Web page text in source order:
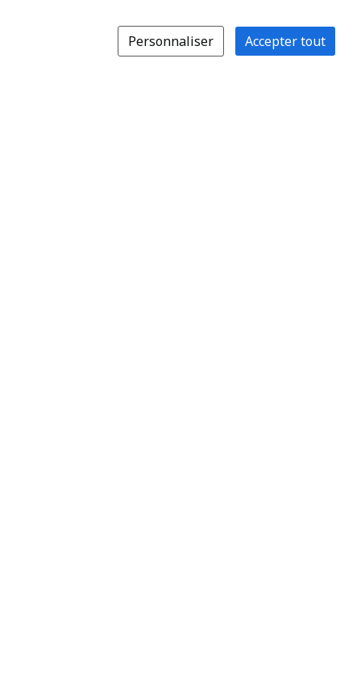
Personnaliser Accepter tout